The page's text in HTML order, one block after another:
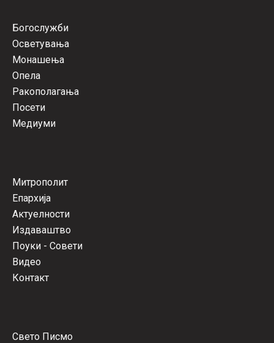
Богослужби
Осветувања
Монашења
Опела
Ракополагања
Посети
Медиуми
Митрополит
Епархија
Актуелности
Издаваштво
Поуки - Совети
Видео
Контакт
Свето Писмо